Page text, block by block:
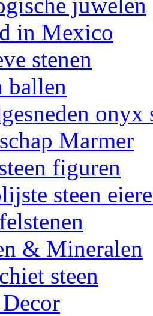
in Mexico
stenen
ballen
onyx
Marmer
figuren
steen
& Mineralen
steen